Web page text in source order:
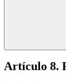
Artículo 8.